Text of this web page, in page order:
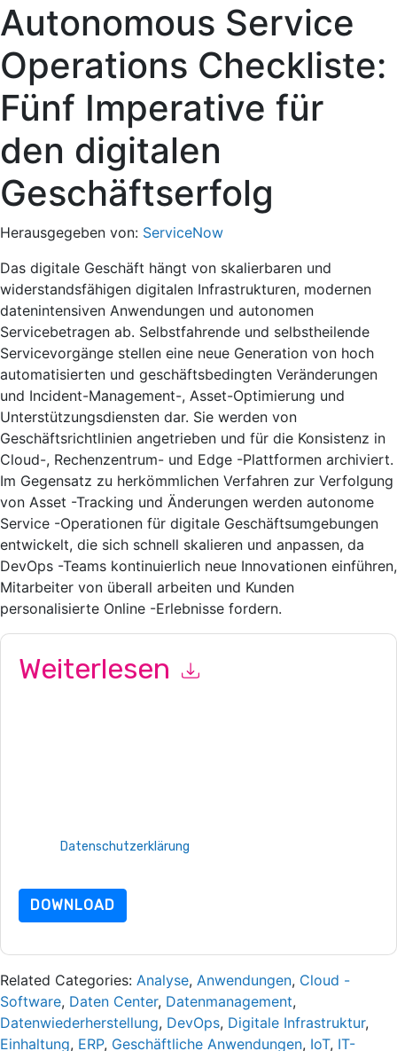
Autonomous Service
Operations Checkliste:
Fünf Imperative für
den digitalen
Geschäftserfolg
Herausgegeben von: ServiceNow
Das digitale Geschäft hängt von skalierbaren und
widerstandsfähigen digitalen Infrastrukturen, modernen
datenintensiven Anwendungen und autonomen
Servicebetragen ab. Selbstfahrende und selbstheilende
Servicevorgänge stellen eine neue Generation von hoch
automatisierten und geschäftsbedingten Veränderungen
und Incident-Management-, Asset-Optimierung und
Unterstützungsdiensten dar. Sie werden von
Geschäftsrichtlinien angetrieben und für die Konsistenz in
Cloud-, Rechenzentrum- und Edge -Plattformen archiviert.
Im Gegensatz zu herkömmlichen Verfahren zur Verfolgung
von Asset -Tracking und Änderungen werden autonome
Service -Operationen für digitale Geschäftsumgebungen
entwickelt, die sich schnell skalieren und anpassen, da
DevOps -Teams kontinuierlich neue Innovationen einführen,
Mitarbeiter von überall arbeiten und Kunden
personalisierte Online -Erlebnisse fordern.
Weiterlesen
Datenschutzerklärung
DOWNLOAD
Related Categories: Analyse, Anwendungen, Cloud -
Software, Daten Center, Datenmanagement,
Datenwiederherstellung, DevOps, Digitale Infrastruktur,
Einhaltung, ERP, Geschäftliche Anwendungen, IoT, IT-